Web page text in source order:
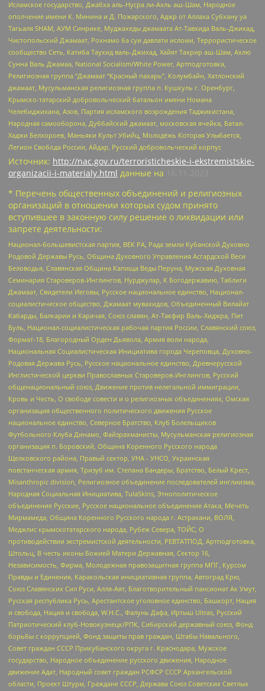
Исламское государство, Джабха аль-Нусра ли-Ахль аш-Шам, Народное
ополчение имени К. Минина и Д. Пожарского, Аджр от Аллаха Субхану уа
Тагьаля SHAM, АУМ Синрике, Муджахеды джамаата Ат-Тавхида Валь-Джихад,
Чистопольский Джамаат, Рохнамо ба суи давлати исломи, Террористическое
сообщество Сеть, Катиба Таухид валь-Джихад, Хайят Тахрир аш-Шам, Ахлю
Сунна Валь Джамаа, National Socialism/White Power, Артподготовка,
Религиозная группа “Джамаат “Красный пахарь”, Колумбайн, Хатлонский
джамаат, Мусульманская религиозная группа п. Кушкуль г. Оренбург,
Крымско-татарский добровольческий батальон имени Номана
Челебиджихана, Азов, Партия исламского возрождения Таджикистана,
Народная самооборона, Дуббайский джамаат, московская ячейка, Батал-
Хаджи Белхороев, Маньяки Культ Убийц, Молодёжь Которая Улыбается,
Легион Свобода России, Айдар, Русский добровольческий корпус
Источник: http://nac.gov.ru/terroristicheskie-i-ekstremistskie-
organizacii-i-materialy.html данные на
* Перечень общественных объединений и религиозных
организаций в отношении которых судом принято
вступившее в законную силу решение о ликвидации или
запрете деятельности:
Национал-большевистская партия, ВЕК РА, Рада земли Кубанской Духовно
Родовой Державы Русь, Община Духовного Управления Асгардской Веси
Беловодья, Славянская Община Капища Веды Перуна, Мужская Духовная
Семинария Староверов-Инглингов, Нурджулар, К Богодержавию, Таблиги
Джамаат, Свидетели Иеговы, Русское национальное единство, Национал-
социалистическое общество, Джамаат мувахидов, Объединенный Вилайат
Кабарды, Балкарии и Карачая, Союз славян, Ат-Такфир Валь-Хиджра, Пит
Буль, Национал-социалистическая рабочая партия России, Славянский союз,
Формат-18, Благородный Орден Дьявола, Армия воли народа,
Национальная Социалистическая Инициатива города Череповца, Духовно-
Родовая Держава Русь, Русское национальное единство, Древнерусской
Инглистической церкви Православных Староверов-Инглингов, Русский
общенациональный союз, Движение против нелегальной иммиграции,
Кровь и Честь, О свободе совести и о религиозных объединениях, Омская
организация общественного политического движения Русское
национальное единство, Северное Братство, Клуб Болельщиков
Футбольного Клуба Динамо, Файзрахманисты, Мусульманская религиозная
организация п. Боровский, Община Коренного Русского народа
Щелковского района, Правый сектор, УНА - УНСО, Украинская
повстанческая армия, Тризуб им. Степана Бандеры, Братство, Белый Крест,
Misanthropic division, Религиозное объединение последователей инглиизма,
Народная Социальная Инициатива, TulaSkins, Этнополитическое
объединение Русские, Русское национальное объединение Атака, Мечеть
Мирмамеда, Община Коренного Русского народа г. Астрахани, ВОЛЯ,
Меджлис крымскотатарского народа, Рубеж Севера, ТОЙС, О
противодействии экстремистской деятельности, РЕВТАТПОД, Артподготовка,
Штольц, В честь иконы Божией Матери Державная, Сектор 16,
Независимость, Фирма, Молодежная правозащитная группа МПГ, Курсом
Правды и Единения, Каракольская инициативная группа, Автоград Крю,
Союз Славянских Сил Руси, Алля-Аят, Благотворительный пансионат Ак Умут,
Русская республика Русь, Арестантское уголовное единство, Башкорт, Нация
и свобода, Нация и свобода, W.H.С., Фалунь Дафа, Иртыш Ultras, Русский
Патриотический клуб-Новокузнецк/РПК, Сибирский державный союз, Фонд
борьбы с коррупцией, Фонд защиты прав граждан, Штабы Навального,
Совет граждан СССР Прикубанского округа г. Краснодара, Мужское
государство, Народное объединение русского движения, Народное
движение Адат, Народный совет граждан РСФСР СССР Архангельской
области, Проект Штурм, Граждане СССР, Держава Союз Советских Светлых